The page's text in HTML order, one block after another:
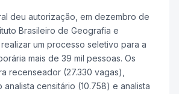
deu autorização, em dezembro de
Brasileiro de Geografia e
realizar um processo seletivo para a
mais de 39 mil pessoas. Os
recenseador (27.330 vagas),
censitário (10.758) e analista